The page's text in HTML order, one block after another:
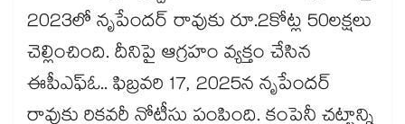
2023లో నృపేందర్ రావుకు రూ.2కోట్ల 50లక్షలు
చెల్లించింది. దీనిపై ఆగ్రహం వ్యక్తం చేసిన
ఈపీఎఫ్‌ఓ.. ఫిబ్రవరి 17, 2025న నృపేందర్